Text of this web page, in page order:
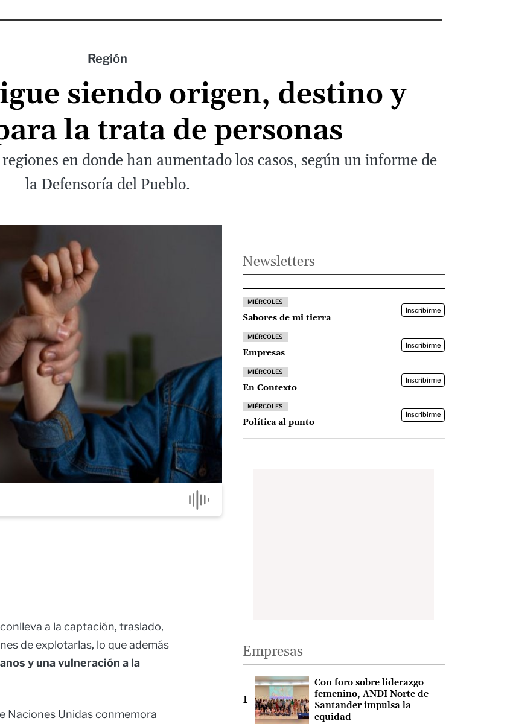
Región
siendo origen, destino y
la trata de personas
en donde han aumentado los casos, según un informe de
la Defensoría del Pueblo.
a la captación, traslado,
de explotarlas, lo que además
y una vulneración a la
Naciones Unidas conmemora
Newsletters
MIÉRCOLES
Sabores de mi tierra
Inscribirme
MIÉRCOLES
Empresas
Inscribirme
MIÉRCOLES
En Contexto
Inscribirme
MIÉRCOLES
Política al punto
Inscribirme
Empresas
Con foro sobre liderazgo
femenino, ANDI Norte de
Santander impulsa la
equidad